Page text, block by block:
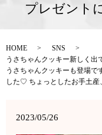
プレゼント
HOME
SNS
うさちゃんクッキー新しく出
うさちゃんクッキーも登場で
した♡ ちょっとしたお手土産
2023/05/26